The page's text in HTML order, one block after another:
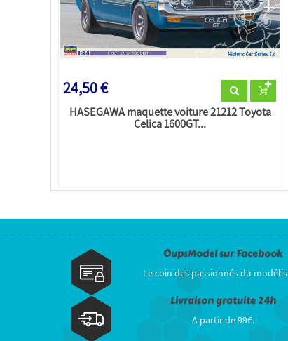
24,50 €
HASEGAWA maquette voiture 21212 Toyota
Celica 1600GT...
OupsModel sur Facebook
Le coin des passionnés du
Livraison gratuite 24h
A partir de 99€.